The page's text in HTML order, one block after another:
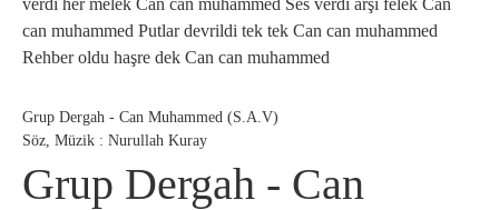
can muhammed Putlar devrildi tek tek Can can muhammed
Rehber oldu haşre dek Can can muhammed
Grup Dergah - Can Muhammed (S.A.V)
Söz, Müzik : Nurullah Kuray
Grup Dergah - Can